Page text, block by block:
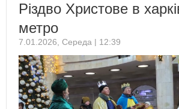
Різдво Христове в
метро
7.01.2026, Середа | 12:39